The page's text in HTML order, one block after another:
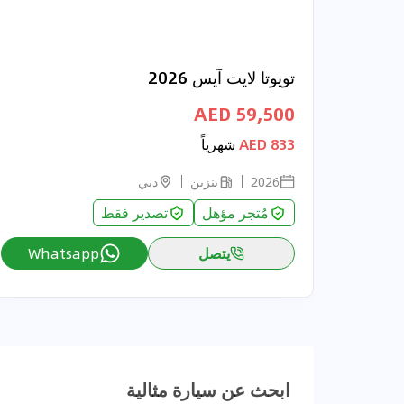
تويوتا لايت آيس 2026
59,500 AED
833 AED شهرياً
2026 بنزين دبي
مُتجر مؤهل
تصدير فقط
يتصل
Whatsapp
ابحث عن سيارة مثالية